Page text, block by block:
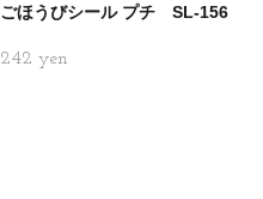
ごほうびシール プチ SL-156
242